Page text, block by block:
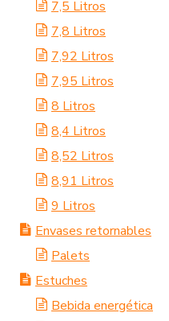
7,5 Litros
7,8 Litros
7,92 Litros
7,95 Litros
8 Litros
8,4 Litros
8,52 Litros
8,91 Litros
9 Litros
Envases retornables
Palets
Estuches
Bebida energética